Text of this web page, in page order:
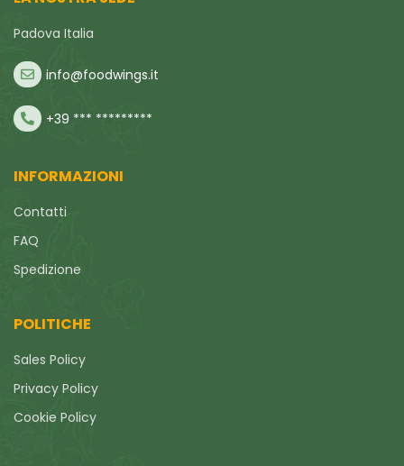
Padova Italia
info@foodwings.it
+39 *** *********
INFORMAZIONI
Contatti
FAQ
Spedizione
POLITICHE
Sales Policy
Privacy Policy
Cookie Policy